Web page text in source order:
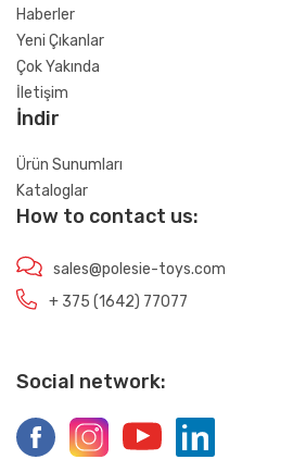
Haberler
Yeni Çıkanlar
Çok Yakında
İletişim
İndir
Ürün Sunumları
Kataloglar
How to contact us:
sales@polesie-toys.com
+ 375 (1642) 77077
Social network: